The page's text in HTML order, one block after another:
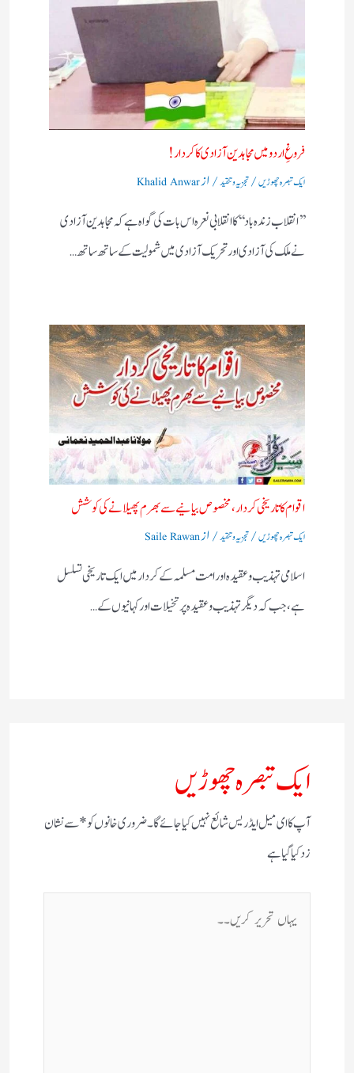
فروغِ اردو میں مجاہدین آزادی کا کردار!
ایک تبصرہ چھوڑیں/تجزیہ و تنقید/ ازKhalid Anwar
’’انقلاب زندہ باد‘‘کا انقلابی نعرہ اس بات کی گواہ ہے کہ مجاہدین آزادی
نے ملک کی آزادی اور تحریک آزادی میں شمولیت کے ساتھ ساتھ…
اقوام کا تاریخی کردار،مخصوص بیانیے سے بھرم پھیلانے کی کوشش
ایک تبصرہ چھوڑیں/تجزیہ و تنقید/ ازSaile Rawan
اسلامی تہذیب و عقیدہ اور امت مسلمہ کے کردار میں ایک تاریخی تسلسل
ہے، جب کہ دیگر تہذیب و عقیدہ پر تخیلات اور کہانیوں کے…
ایک تبصرہ چھوڑیں
آپ کا ای میل ایڈریس شائع نہیں کیا جائے گا۔ضروری خانوں کو*سے نشان
زد کیا گیا ہے
یہاں
تحریر